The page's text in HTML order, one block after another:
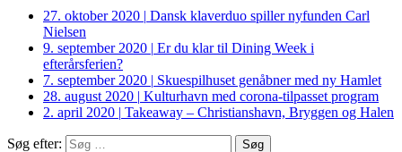
27. oktober 2020 | Dansk klaverduo spiller nyfunden Carl
Nielsen
9. september 2020 | Er du klar til Dining Week i
efterårsferien?
7. september 2020 | Skuespilhuset genåbner med ny Hamlet
28. august 2020 | Kulturhavn med corona-tilpasset program
2. april 2020 | Takeaway – Christianshavn, Bryggen og Halen
Søg efter: